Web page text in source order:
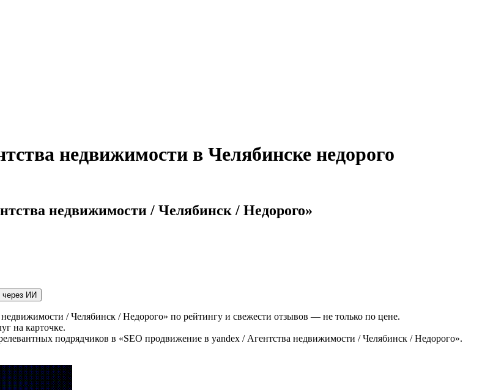
недвижимости в Челябинске недорого
недвижимости / Челябинск / Недорого»
через ИИ
/ Челябинск / Недорого» по рейтингу и свежести отзывов — не только по цене.
на карточке.
подрядчиков в «SEO продвижение в yandex / Агентства недвижимости / Челябинск / Недорого».